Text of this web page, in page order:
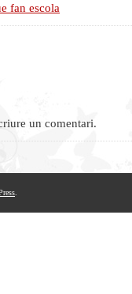
fan escola
un comentari.